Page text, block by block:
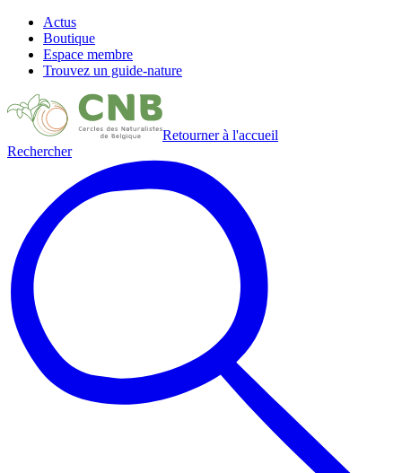
Actus
Boutique
Espace membre
Trouvez un guide-nature
Retourner à l'accueil
Rechercher